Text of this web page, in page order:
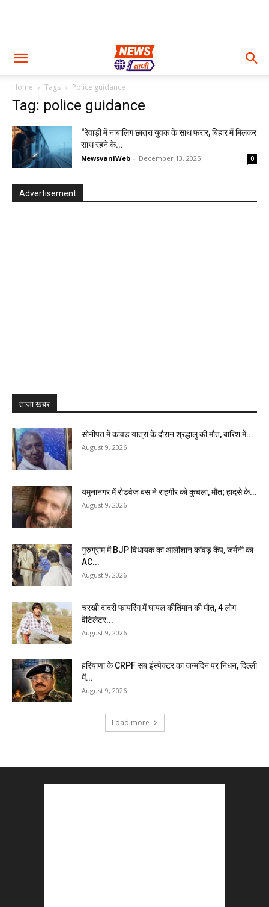
Home Tags Police guidance
Tag: police guidance
“रेवाड़ी में नाबालिग छात्रा युवक के साथ फरार, बिहार में मिलकर
साथ रहने के...
NewsvaniWeb - December 13, 2025 0
Advertisement
ताजा खबर
सोनीपत में कांवड़ यात्रा के दौरान श्रद्धालु की मौत, बारिश में...
August 9, 2026
यमुनानगर में रोडवेज बस ने राहगीर को कुचला, मौत; हादसे के...
August 9, 2026
गुरुग्राम में BJP विधायक का आलीशान कांवड़ कैंप, जर्मनी का
AC...
August 9, 2026
चरखी दादरी फायरिंग में घायल कीर्तिमान की मौत, 4 लोग
वेंटिलेटर...
August 9, 2026
हरियाणा के CRPF सब इंस्पेक्टर का जन्मदिन पर निधन, दिल्ली
में...
August 9, 2026
Load more